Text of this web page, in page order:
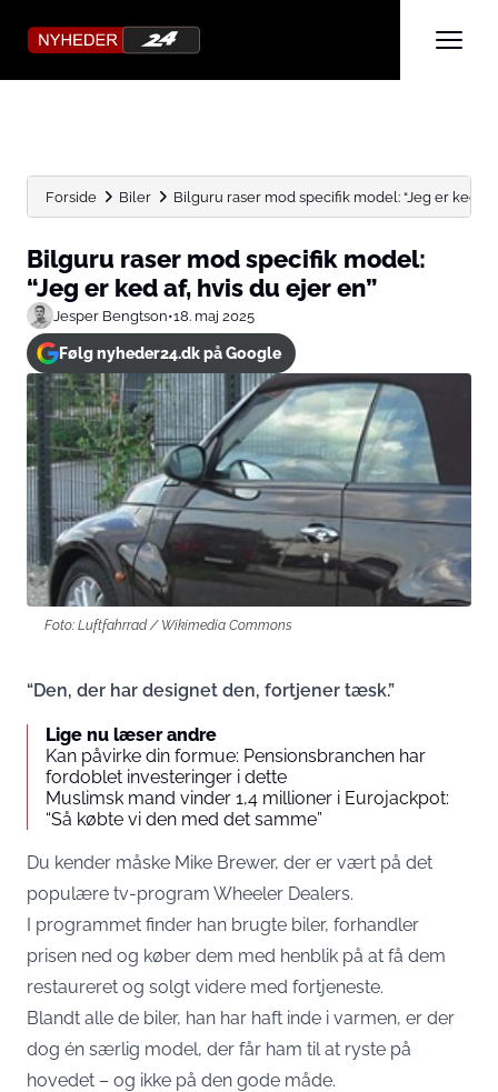
Forside Biler Bilguru raser mod specifik model: “Jeg er ked af,
Bilguru raser mod specifik model:
“Jeg er ked af, hvis du ejer en”
Jesper Bengtson•18. maj 2025
Følg nyheder24.dk på Google
Foto: Luftfahrrad / Wikimedia Commons
“Den, der har designet den, fortjener tæsk.”
Lige nu læser andre
Kan påvirke din formue: Pensionsbranchen har
fordoblet investeringer i dette
Muslimsk mand vinder 1,4 millioner i Eurojackpot:
“Så købte vi den med det samme”
Du kender måske Mike Brewer, der er vært på det
populære tv-program Wheeler Dealers.
I programmet finder han brugte biler, forhandler
prisen ned og køber dem med henblik på at få dem
restaureret og solgt videre med fortjeneste.
Blandt alle de biler, han har haft inde i varmen, er der
dog én særlig model, der får ham til at ryste på
hovedet – og ikke på den gode måde.